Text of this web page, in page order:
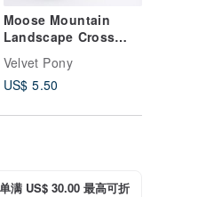
Moose Mountain
Landscape Cross
字繡
Velvet Pony
US$ 5.50
满 US$ 30.00 最高可折